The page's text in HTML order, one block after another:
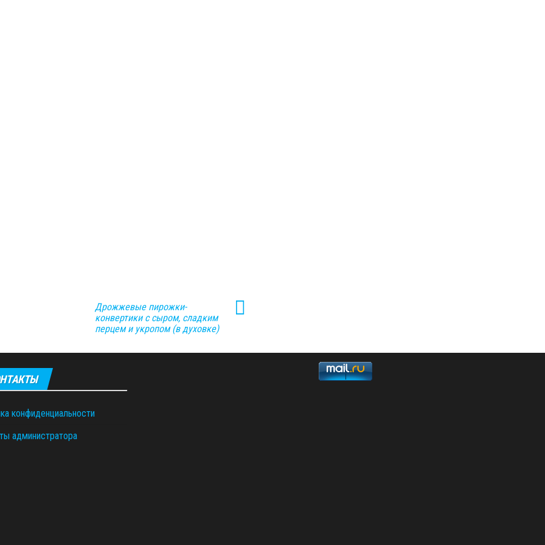
Дрожжевые пирожки-
конвертики с сыром, сладким
перцем и укропом (в духовке)
конфиденциальности
администратора